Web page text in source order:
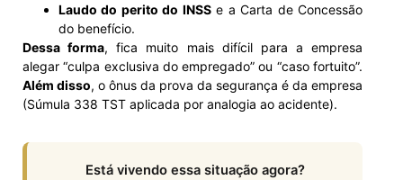
Laudo do perito do INSSe a Carta de Concessão
do benefício.
Dessa forma, fica muito mais difícil para a empresa
alegar “culpa exclusiva do empregado” ou “caso fortuito”.
Além disso, o ônus da prova da segurança é da empresa
(Súmula 338 TST aplicada por analogia ao acidente).
Está vivendo essa situação agora?